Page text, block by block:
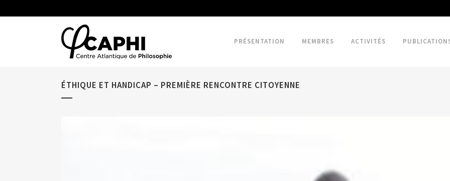
PRÉSENTATION MEMBRES ACTIVITÉS
ÉTHIQUE ET HANDICAP – PREMIÈRE RENCONTRE CITOYENNE